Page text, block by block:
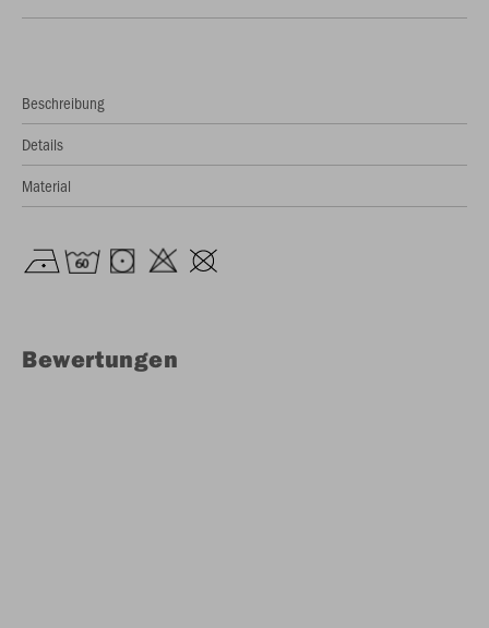
Beschreibung
Details
Material
Bewertungen